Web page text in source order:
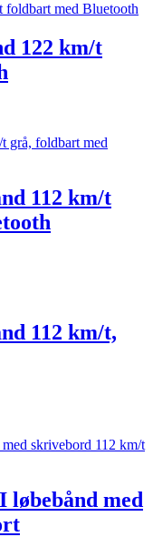
122 km/t
112 km/t
112 km/t,
med